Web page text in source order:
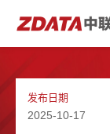
发布日期
2025-10-17